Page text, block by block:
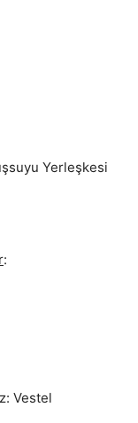
Yerleşkesi
:
Vestel